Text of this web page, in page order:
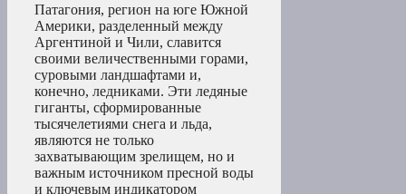
Патагония, регион на юге Южной
Америки, разделенный между
Аргентиной и Чили, славится
своими величественными горами,
суровыми ландшафтами и,
конечно, ледниками. Эти ледяные
гиганты, сформированные
тысячелетиями снега и льда,
являются не только
захватывающим зрелищем, но и
важным источником пресной воды
и ключевым индикатором